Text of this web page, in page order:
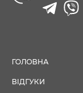
ГОЛОВНА
ВІДГУКИ